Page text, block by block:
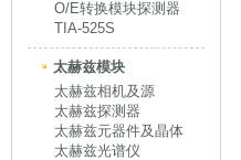
O/E转换模块探测器
TIA-525S
太赫兹模块
太赫兹相机及源
太赫兹探测器
太赫兹元器件及晶体
太赫兹光谱仪